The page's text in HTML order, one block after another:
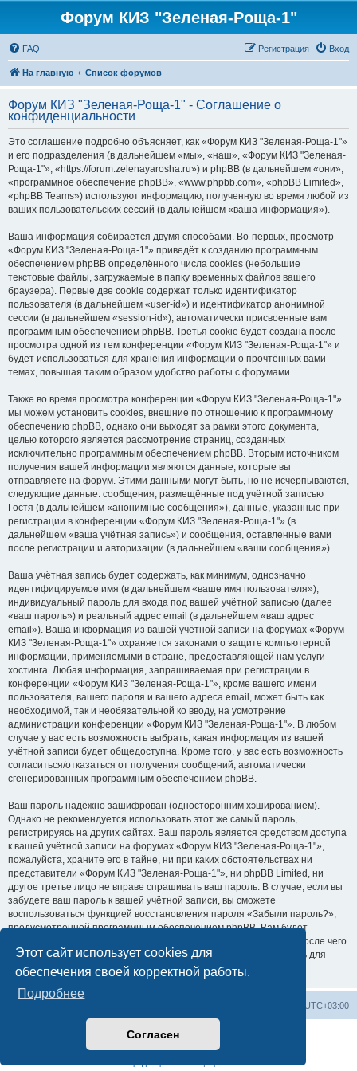
Этот сайт использует cookies для
обеспечения своей корректной работы.
Подробнее
Согласен
Форум КИЗ "Зеленая-Роща-1"
FAQ Вход
Регистрация
На главную Список форумов
Форум КИЗ "Зеленая-Роща-1" - Соглашение о
конфиденциальности
Это соглашение подробно объясняет, как «Форум КИЗ "Зеленая-Роща-1"»
и его подразделения (в дальнейшем «мы», «наш», «Форум КИЗ "Зеленая-
Роща-1"», «https://forum.zelenayarosha.ru») и phpBB (в дальнейшем «они»,
«программное обеспечение phpBB», «www.phpbb.com», «phpBB Limited»,
«phpBB Teams») используют информацию, полученную во время любой из
ваших пользовательских сессий (в дальнейшем «ваша информация»).
Ваша информация собирается двумя способами. Во-первых, просмотр
«Форум КИЗ "Зеленая-Роща-1"» приведёт к созданию программным
обеспечением phpBB определённого числа cookies (небольшие
текстовые файлы, загружаемые в папку временных файлов вашего
браузера). Первые две cookie содержат только идентификатор
пользователя (в дальнейшем «user-id») и идентификатор анонимной
сессии (в дальнейшем «session-id»), автоматически присвоенные вам
программным обеспечением phpBB. Третья cookie будет создана после
просмотра одной из тем конференции «Форум КИЗ "Зеленая-Роща-1"» и
будет использоваться для хранения информации о прочтённых вами
темах, повышая таким образом удобство работы с форумами.
Также во время просмотра конференции «Форум КИЗ "Зеленая-Роща-1"»
мы можем установить cookies, внешние по отношению к программному
обеспечению phpBB, однако они выходят за рамки этого документа,
целью которого является рассмотрение страниц, созданных
исключительно программным обеспечением phpBB. Вторым источником
получения вашей информации являются данные, которые вы
отправляете на форум. Этими данными могут быть, но не исчерпываются,
следующие данные: сообщения, размещённые под учётной записью
Гостя (в дальнейшем «анонимные сообщения»), данные, указанные при
регистрации в конференции «Форум КИЗ "Зеленая-Роща-1"» (в
дальнейшем «ваша учётная запись») и сообщения, оставленные вами
после регистрации и авторизации (в дальнейшем «ваши сообщения»).
Ваша учётная запись будет содержать, как минимум, однозначно
идентифицируемое имя (в дальнейшем «ваше имя пользователя»),
индивидуальный пароль для входа под вашей учётной записью (далее
«ваш пароль») и реальный адрес email (в дальнейшем «ваш адрес
email»). Ваша информация из вашей учётной записи на форумах «Форум
КИЗ "Зеленая-Роща-1"» охраняется законами о защите компьютерной
информации, применяемыми в стране, предоставляющей нам услуги
хостинга. Любая информация, запрашиваемая при регистрации в
конференции «Форум КИЗ "Зеленая-Роща-1"», кроме вашего имени
пользователя, вашего пароля и вашего адреса email, может быть как
необходимой, так и необязательной ко вводу, на усмотрение
администрации конференции «Форум КИЗ "Зеленая-Роща-1"». В любом
случае у вас есть возможность выбрать, какая информация из вашей
учётной записи будет общедоступна. Кроме того, у вас есть возможность
согласиться/отказаться от получения сообщений, автоматически
сгенерированных программным обеспечением phpBB.
Ваш пароль надёжно зашифрован (односторонним хэшированием).
Однако не рекомендуется использовать этот же самый пароль,
регистрируясь на других сайтах. Ваш пароль является средством доступа
к вашей учётной записи на форумах «Форум КИЗ "Зеленая-Роща-1"»,
пожалуйста, храните его в тайне, ни при каких обстоятельствах ни
представители «Форум КИЗ "Зеленая-Роща-1"», ни phpBB Limited, ни
другое третье лицо не вправе спрашивать ваш пароль. В случае, если вы
забудете ваш пароль к вашей учётной записи, вы сможете
воспользоваться функцией восстановления пароля «Забыли пароль?»,
предусмотренной программным обеспечением phpBB. Вам будет
необходимо ввести ваше имя пользователя и ваш адрес email, после чего
программное обеспечение phpBB сгенерирует вам новый пароль для
вашей учётной записи.
UTC+03:00
Создано на основеphpBB® Forum Software © phpBB Limited
Русская поддержка phpBB